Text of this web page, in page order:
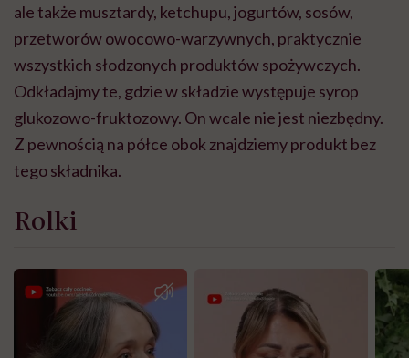
ale także musztardy, ketchupu, jogurtów, sosów,
przetworów owocowo-warzywnych, praktycznie
wszystkich słodzonych produktów spożywczych.
Odkładajmy te, gdzie w składzie występuje syrop
glukozowo-fruktozowy. On wcale nie jest niezbędny.
Z pewnością na półce obok znajdziemy produkt bez
tego składnika.
Rolki